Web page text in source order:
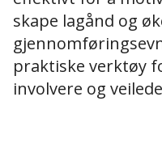
skape lagånd og
praktiske verktøy
involvere og